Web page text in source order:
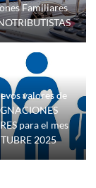
Familiares
valores de
para el mes
2025